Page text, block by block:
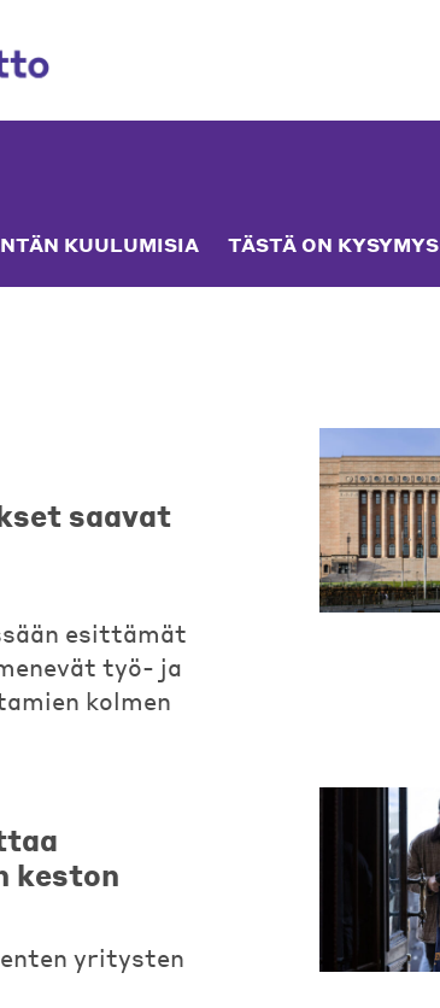
KUULUMISIA TÄSTÄ ON KYSYMYS
saavat
esittämät
työ- ja
kolmen
keston
yritysten